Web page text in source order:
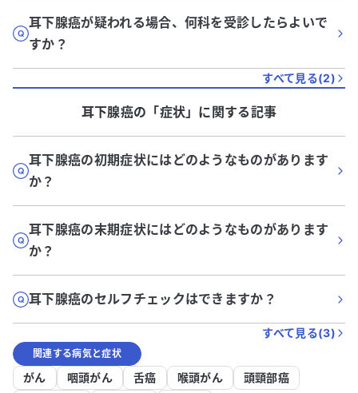
耳下腺癌が疑われる場合、何科を受診したらよいで
すか？
すべて見る(2)
耳下腺癌の「症状」に関する記事
耳下腺癌の初期症状にはどのようなものがあります
か？
耳下腺癌の末期症状にはどのようなものがあります
か？
耳下腺癌のセルフチェックはできますか？
すべて見る(3)
関連する病気と症状
がん 咽頭がん 舌癌 喉頭がん 頭頸部癌